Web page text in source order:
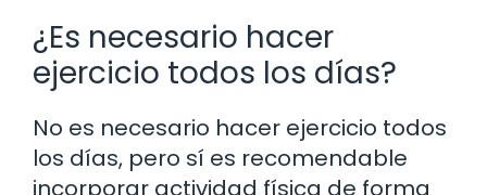
¿Es necesario hacer
ejercicio todos los días?
No es necesario hacer ejercicio todos
los días, pero sí es recomendable
incorporar actividad física de forma